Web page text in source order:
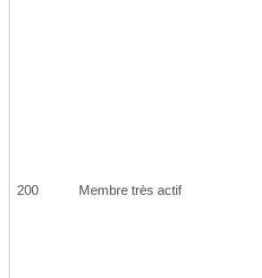
200 Membre très actif